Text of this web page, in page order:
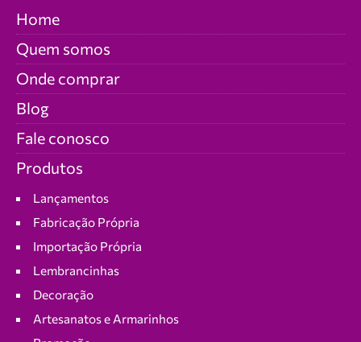
Home
Quem somos
Onde comprar
Blog
Fale conosco
Produtos
Lançamentos
Fabricação Própria
Importação Própria
Lembrancinhas
Decoração
Artesanatos e Armarinhos